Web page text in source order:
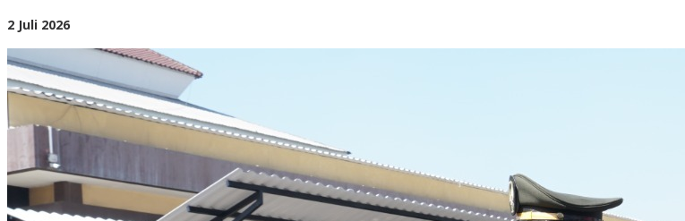
Beras
untuk
Masyarakat
2 Juli 2026oleh